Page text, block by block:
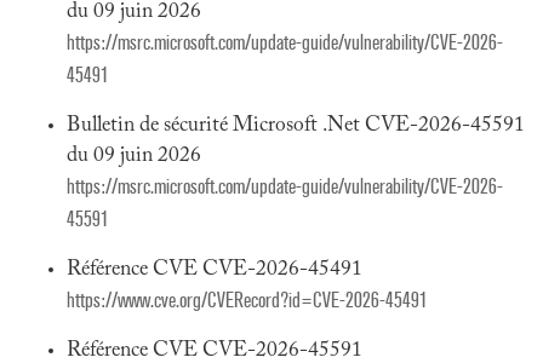
du 09 juin 2026
https://msrc.microsoft.com/update-guide/vulnerability/CVE-2026-
45491
Bulletin de sécurité Microsoft .Net CVE-2026-45591
du 09 juin 2026
https://msrc.microsoft.com/update-guide/vulnerability/CVE-2026-
45591
Référence CVE CVE-2026-45491
https://www.cve.org/CVERecord?id=CVE-2026-45491
Référence CVE CVE-2026-45591